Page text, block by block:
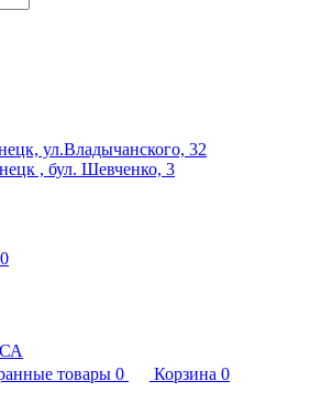
ул.Владычанского, 32
, бул. Шевченко, 3
0
товары 0 Корзина 0